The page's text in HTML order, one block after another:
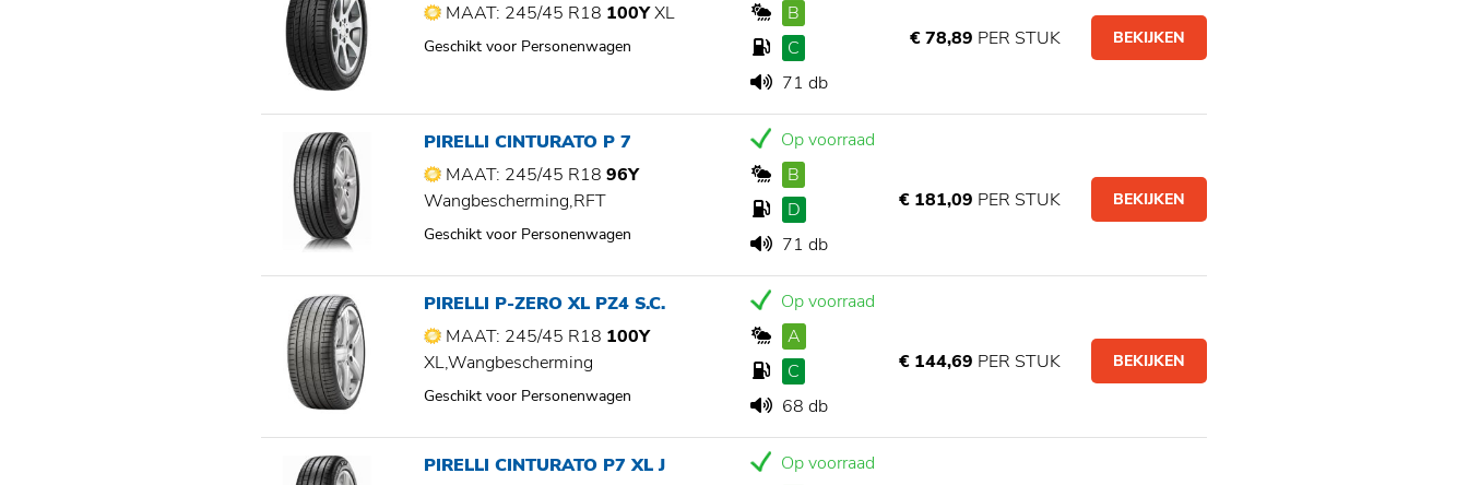
MAAT: 245/45 R18 100YXL
Geschikt voor Personenwagen
B
C
71 db
€ 78,89 PER STUK BEKIJKEN
PIRELLI CINTURATO P 7
MAAT: 245/45 R1896Y
Wangbescherming,RFT
Geschikt voor Personenwagen
Op voorraad
B
D
71 db
€ 181,09 PER STUK BEKIJKEN
PIRELLI P-ZERO XL PZ4 S.C.
MAAT: 245/45 R18 100Y
XL,Wangbescherming
Geschikt voor Personenwagen
Op voorraad
A
C
68 db
€ 144,69 PER STUK BEKIJKEN
PIRELLI CINTURATO P7 XL J
Op voorraad